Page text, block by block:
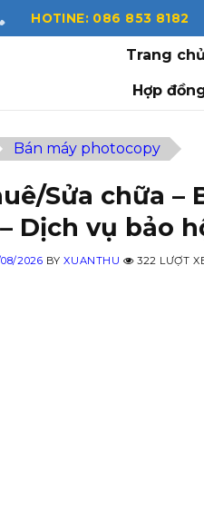
HOTINE: 086 853 8182
Trang chủ
Hợp
Bán máy photocopy
Sửa chữa –
Dịch vụ bảo
08/2026 BYXUANTHU 322 LƯỢT